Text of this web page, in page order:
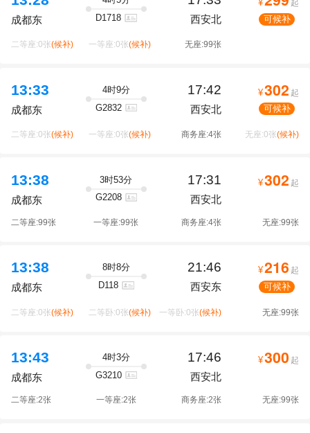
成都东
D1718
西安北
¥ 起
可候补
二等座:0张(候补) 一等座:0张(候补) 无座:99张
13:33
成都东
4时9分
G2832
17:42
西安北
¥302 起
可候补
二等座:0张(候补) 一等座:0张(候补) 商务座:4张 无座:0张(候补)
13:38
成都东
3时53分
G2208
17:31
西安北
¥302 起
二等座:99张 一等座:99张 商务座:4张 无座:99张
13:38
成都东
8时8分
D118
21:46
西安东
¥216 起
可候补
二等座:0张(候补) 二等卧:0张(候补) 一等卧:0张(候补) 无座:99张
13:43
成都东
4时3分
G3210
17:46
西安北
¥300 起
二等座:2张 一等座:2张 商务座:2张 无座:99张